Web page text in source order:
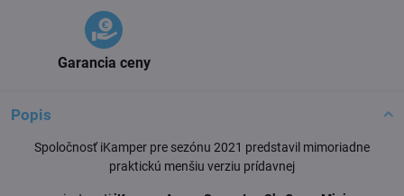
Garancia ceny
Popis
Spoločnosť iKamper pre sezónu 2021 predstavil mimoriadne
praktickú menšiu verziu prídavnej